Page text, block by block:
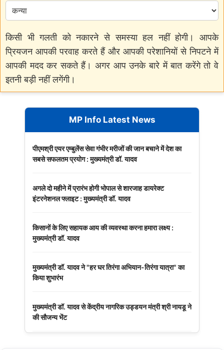
किसी भी गलती को नकारने से समस्या हल नहीं होगी। आपके
प्रियजन आपकी परवाह करते हैं और आपकी परेशानियों से निपटने में
आपकी मदद कर सकते हैं। अगर आप उनके बारे में बात करेंगे तो वे
इतनी बड़ी नहीं लगेंगी।
MP Info Latest News
पीएमश्री एयर एम्बुलेंस सेवा गंभीर मरीजों की जान बचाने में देश का
सबसे सफलतम प्रयोग : मुख्यमंत्री डॉ. यादव
अगले दो महीने में प्रारंभ होगी भोपाल से शारजाह डायरेक्ट
इंटरनेशनल फ्लाइट : मुख्यमंत्री डॉ. यादव
किसानों के लिए सहायक आय की व्यवस्था करना हमारा लक्ष्य :
मुख्यमंत्री डॉ. यादव
मुख्यमंत्री डॉ. यादव ने "हर घर तिरंगा अभियान-तिरंगा यात्रा" का
किया शुभारंभ
मुख्यमंत्री डॉ. यादव से केंद्रीय नागरिक उड्डयन मंत्री श्री नायडू ने
की सौजन्य भेंट
नई दिल्ली में 7वें अंतर्राष्ट्रीय नवकरणीय ऊर्जा सम्मेलन में मध्यप्रदेश